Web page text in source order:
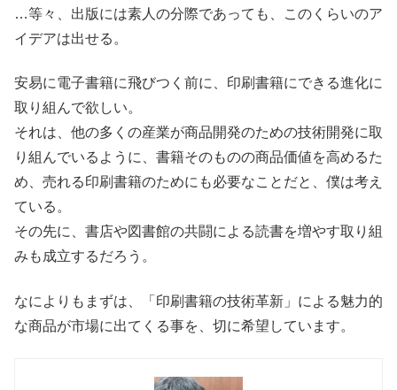
…等々、出版には素人の分際であっても、このくらいのア
イデアは出せる。
安易に電子書籍に飛びつく前に、印刷書籍にできる進化に
取り組んで欲しい。
それは、他の多くの産業が商品開発のための技術開発に取
り組んでいるように、書籍そのものの商品価値を高めるた
め、売れる印刷書籍のためにも必要なことだと、僕は考え
ている。
その先に、書店や図書館の共闘による読書を増やす取り組
みも成立するだろう。
なによりもまずは、「印刷書籍の技術革新」による魅力的
な商品が市場に出てくる事を、切に希望しています。